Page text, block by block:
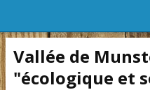
Vallée de
"écologique et